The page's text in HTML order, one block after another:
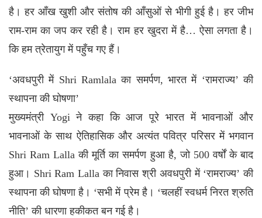
है। हर आँख खुशी और संतोष की आँसुओं से भीगी हुई है। हर जीभ
राम-राम का जप कर रही है। राम हर खुदरा में है… ऐसा लगता है।
कि हम त्रेतायुग में पहुँच गए हैं।
‘अवधपुरी में Shri Ramlala का समर्पण, भारत में ‘रामराज्य’ की
स्थापना की घोषणा’
मुख्यमंत्री Yogi ने कहा कि आज पूरे भारत में भावनाओं और
भावनाओं के साथ ऐतिहासिक और अत्यंत पवित्र परिसर में भगवान
Shri Ram Lalla की मूर्ति का समर्पण हुआ है, जो 500 वर्षों के बाद
हुआ। Shri Ram Lalla का निवास श्री अवधपुरी में ‘रामराज्य’ की
स्थापना की घोषणा है। ‘सभी में प्रेम है। ‘चलहीं स्वधर्म निरत श्रुति
नीति’ की धारणा हकीकत बन गई है।